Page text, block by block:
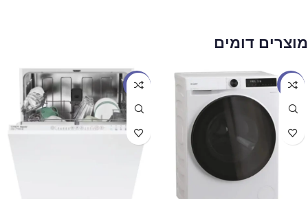
מוצרים דומים
מבצע מבצע